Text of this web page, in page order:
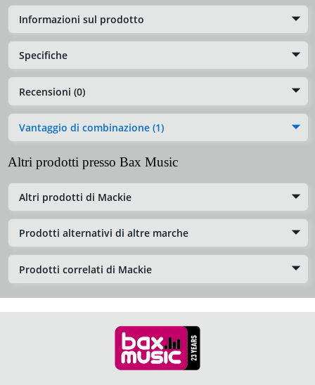
Informazioni sul prodotto
Specifiche
Recensioni (0)
Vantaggio di combinazione (1)
Altri prodotti presso Bax Music
Altri prodotti di Mackie
Prodotti alternativi di altre marche
Prodotti correlati di Mackie